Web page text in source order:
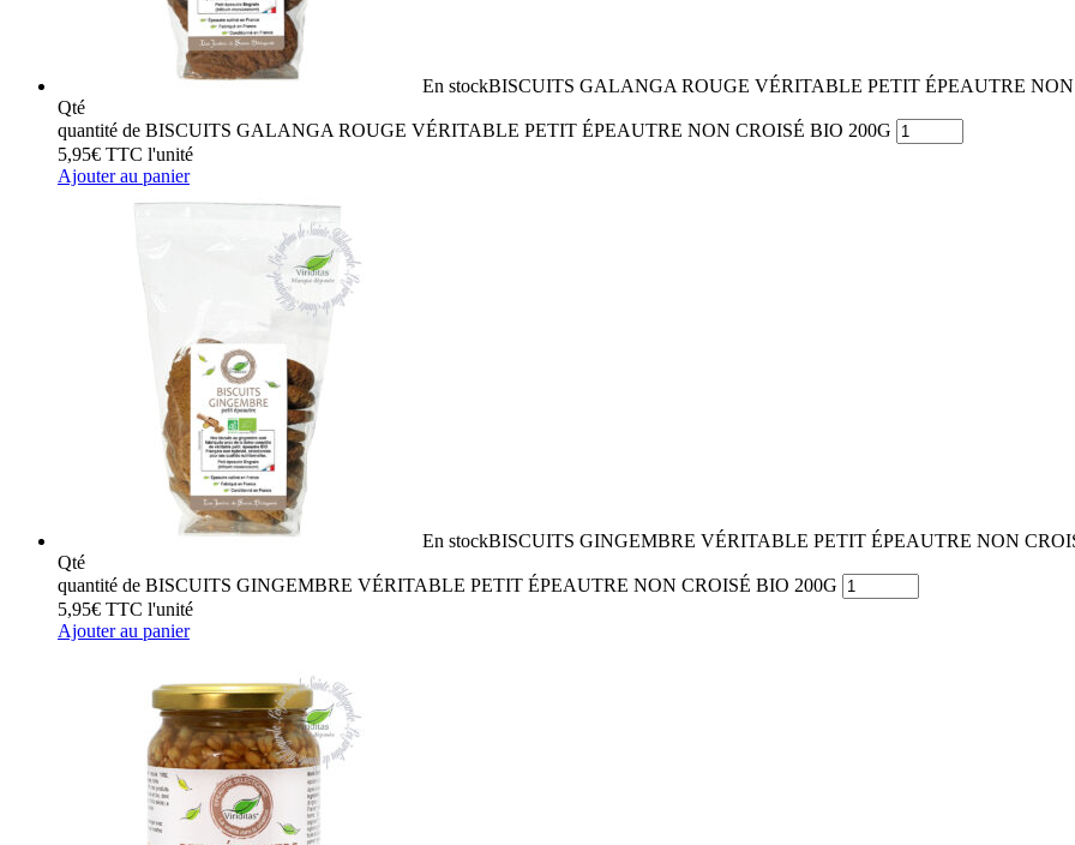
En stockBISCUITS GALANGA ROUGE VÉRITABLE PETIT ÉPEAUTRE NON
Qté
quantité de BISCUITS GALANGA ROUGE VÉRITABLE PETIT ÉPEAUTRE NON CROISÉ BIO 200G
5,95€ TTC l'unité
Ajouter au panier
En stockBISCUITS GINGEMBRE VÉRITABLE PETIT ÉPEAUTRE NON
Qté
quantité de BISCUITS GINGEMBRE VÉRITABLE PETIT ÉPEAUTRE NON CROISÉ BIO 200G
5,95€ TTC l'unité
Ajouter au panier